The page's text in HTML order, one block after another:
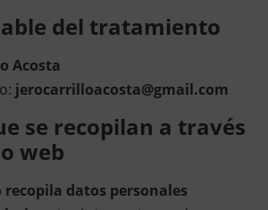
del tratamiento
Acosta
jerocarrilloacosta@gmail.com
se recopilan a través
web
recopila datos personales